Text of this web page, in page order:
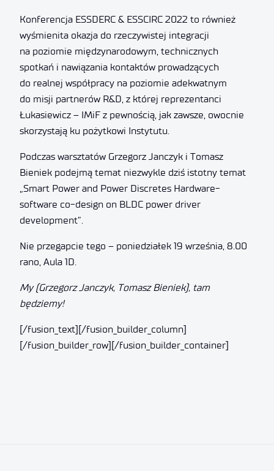
Konferencja ESSDERC & ESSCIRC 2022 to również
wyśmienita okazja do rzeczywistej integracji
na poziomie międzynarodowym, technicznych
spotkań i nawiązania kontaktów prowadzących
do realnej współpracy na poziomie adekwatnym
do misji partnerów R&D, z której reprezentanci
Łukasiewicz – IMiF z pewnością, jak zawsze, owocnie
skorzystają ku pożytkowi Instytutu.
Podczas warsztatów Grzegorz Janczyk i Tomasz
Bieniek podejmą temat niezwykle dziś istotny temat
„Smart Power and Power Discretes Hardware-
software co-design on BLDC power driver
development”.
Nie przegapcie tego – poniedziałek 19 września, 8.00
rano, Aula 1D.
My (Grzegorz Janczyk, Tomasz Bieniek), tam
będziemy!
[/fusion_text][/fusion_builder_column]
[/fusion_builder_row][/fusion_builder_container]